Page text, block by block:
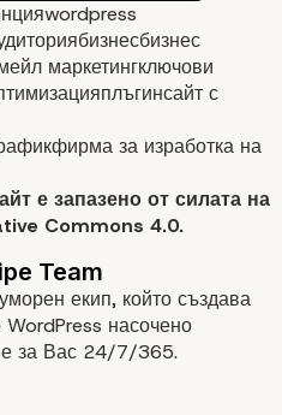
успешна
сайт
търговия!
wordpress
бизнесбизнес
маркетингключови
плъгинсайт с
фирма за изработка на
е запазено от силата на
Commons 4.0.
екип, който създава
WordPress насочено
за Вас 24/7/365.